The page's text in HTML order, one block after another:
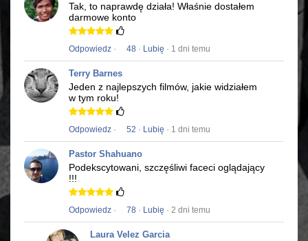
Tak, to naprawdę działa! Właśnie dostałem
darmowe konto
Odpowiedz · 48 · Lubię · 1 dni temu
Terry Barnes
Jeden z najlepszych filmów, jakie widziałem
w tym roku!
Odpowiedz · 52 · Lubię · 1 dni temu
Pastor Shahuano
Podekscytowani, szczęśliwi faceci oglądający
!!!
Odpowiedz · 78 · Lubię · 2 dni temu
Laura Velez Garcia